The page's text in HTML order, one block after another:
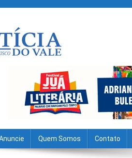
Quem Somos Contato